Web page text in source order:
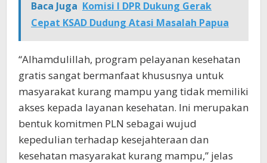
Baca Juga Komisi I DPR Dukung Gerak
Cepat KSAD Dudung Atasi Masalah Papua
“Alhamdulillah, program pelayanan kesehatan
gratis sangat bermanfaat khususnya untuk
masyarakat kurang mampu yang tidak memiliki
akses kepada layanan kesehatan. Ini merupakan
bentuk komitmen PLN sebagai wujud
kepedulian terhadap kesejahteraan dan
kesehatan masyarakat kurang mampu,” jelas